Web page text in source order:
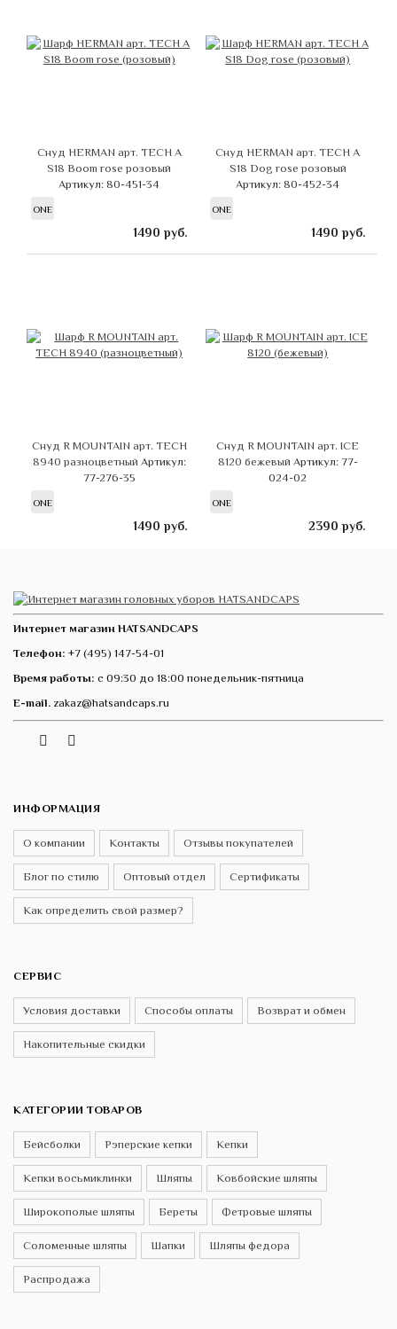
Снуд HERMAN арт. TECH A
S18 Boom rose розовый
Артикул: 80-451-34
ONE
1490 руб.
Снуд HERMAN арт. TECH A
S18 Dog rose розовый
Артикул: 80-452-34
ONE
1490 руб.
Снуд R MOUNTAIN арт. TECH
8940 разноцветный Артикул:
77-276-35
ONE
1490 руб.
Снуд R MOUNTAIN арт. ICE
8120 бежевый Артикул: 77-
024-02
ONE
2390 руб.
Интернет магазин HATSANDCAPS
Телефон: +7 (495) 147-54-01
Время работы: с 09:30 до 18:00 понедельник-пятница
E-mail. zakaz@hatsandcaps.ru
Telegram
ИНФОРМАЦИЯ
О компании Контакты Отзывы покупателей
Блог по стилю Оптовый отдел Сертификаты
Как определить свой размер?
СЕРВИС
Условия доставки Способы оплаты Возврат и обмен
Накопительные скидки
КАТЕГОРИИ ТОВАРОВ
Бейсболки Рэперские кепки Кепки
Кепки восьмиклинки Шляпы Ковбойские шляпы
Широкополые шляпы Береты Фетровые шляпы
Соломенные шляпы Шапки Шляпы федора
Распродажа